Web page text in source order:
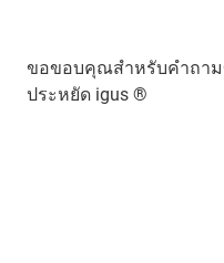
ขอขอบคุณสำหรับคำถาม
ประหยัด igus ®